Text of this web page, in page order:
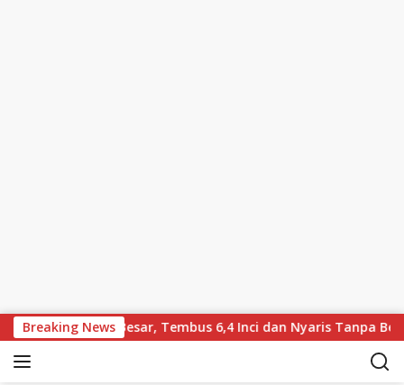
Breaking News
Lebih Besar, Tembus 6,4 Inci dan Nyaris Tanpa Bezel